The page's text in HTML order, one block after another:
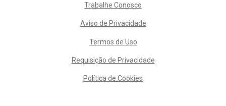
Trabalhe Conosco
Aviso de Privacidade
Termos de Uso
Requisição de Privacidade
Política de Cookies